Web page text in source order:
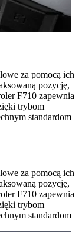
za pomocą ich
pozycję,
F710 zapewnia
trybom
standardom
za pomocą ich
pozycję,
F710 zapewnia
trybom
standardom